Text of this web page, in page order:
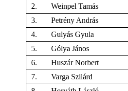
2.
Weinpel Tamás
3.
Petrény András
4.
Gulyás Gyula
5.
Gólya János
6.
Huszár Norbert
7.
Varga Szilárd